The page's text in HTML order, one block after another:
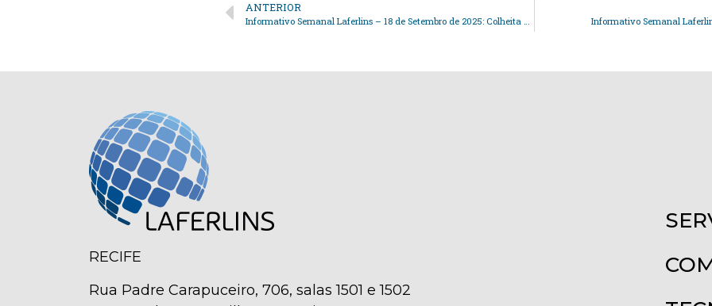
ANTERIOR
Informativo Semanal Laferlins – 18 de Setembro de 2025: Colheita e Beneficiamento em Foco Informativo Semanal
RECIFE
Rua Padre Carapuceiro, 706, salas 1501 e 1502